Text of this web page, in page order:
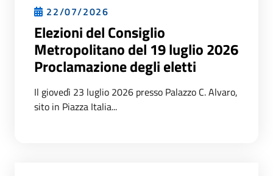
22/07/2026
Elezioni del Consiglio
Metropolitano del 19 luglio 2026
Proclamazione degli eletti
Il giovedì 23 luglio 2026 presso Palazzo C. Alvaro,
sito in Piazza Italia...